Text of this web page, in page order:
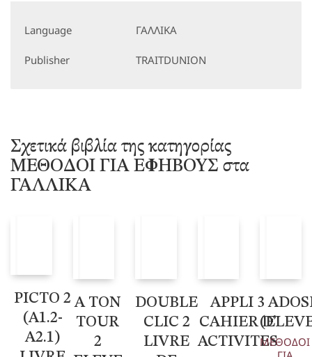
Language ΓΑΛΛΙΚΑ
Publisher TRAITDUNION
Σχετικά βιβλία της κατηγορίας
ΜΕΘΟΔΟΙ ΓΙΑ ΕΦΗΒΟΥΣ στα
ΓΑΛΛΙΚΑ
PICTO 2
(A1.2-
A2.1)
A TON
TOUR
2
DOUBLE
CLIC 2
LIVRE
APPLI 3
CAHIER D’
ACTIVITESΜΕΘΟΔΟΙ